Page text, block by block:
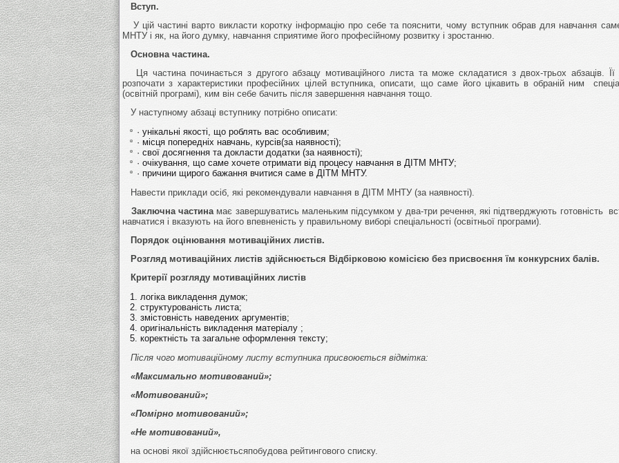
Вступ.
У цій частині варто викласти коротку інформацію про себе та пояснити, чому вступник обрав для навчання
МНТУ і як, на його думку, навчання сприятиме його професійному розвитку і зростанню.
Основна частина.
Ця частина починається з другого абзацу мотиваційного листа та може складатися з двох-трьох абзаців.
розпочати з характеристики професійних цілей вступника, описати, що саме його цікавить в обраній ним
(освітній програмі), ким він себе бачить після завершення навчання тощо.
У наступному абзаці вступнику потрібно описати:
· унікальні якості, що роблять вас особливим;
· місця попередніх навчань, курсів(за наявності);
· свої досягнення та докласти додатки (за наявності);
· очікування, що саме хочете отримати від процесу навчання в ДІТМ МНТУ;
· причини щирого бажання вчитися саме в ДІТМ МНТУ.
Навести приклади осіб, які рекомендували навчання в ДІТМ МНТУ (за наявності).
Заключна частина має завершуватись маленьким підсумком у два-три речення, які підтверджують готовність
навчатися і вказують на його впевненість у правильному виборі спеціальності (освітньої програми).
Порядок оцінювання мотиваційних листів.
Розгляд мотиваційних листів здійснюється Відбірковою комісією без присвоєння їм конкурсних балів.
Критерії розгляду мотиваційних листів
логіка викладення думок;
структурованість листа;
змістовність наведених аргументів;
оригінальність викладення матеріалу ;
коректність та загальне оформлення тексту;
Після чого мотиваційному листу вступника присвоюється відмітка:
«Максимально мотивований»;
«Мотивований»;
«Помірно мотивований»;
«Не мотивований»,
на основі якої здійснюєтьсяпобудова рейтингового списку.